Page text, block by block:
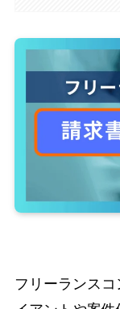
フリーランス